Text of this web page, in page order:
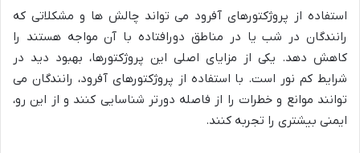
استفاده از پروژکتورهای آفرود می تواند چالش ها و مشکلاتی که
رانندگان در شب یا در مناطق دورافتاده با آن مواجه هستند را
کاهش دهد. یکی از مزایای اصلی این پروژکتورها، بهبود دید در
شرایط کم نور است. با استفاده از پروژکتورهای آفرود، رانندگان می
توانند موانع و خطرات را از فاصله دورتر شناسایی کنند و از این رو،
ایمنی بیشتری را تجربه کنند.